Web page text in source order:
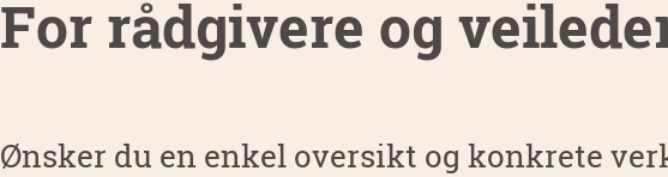
For rådgivere og
Ønsker du en enkel oversikt og konkrete